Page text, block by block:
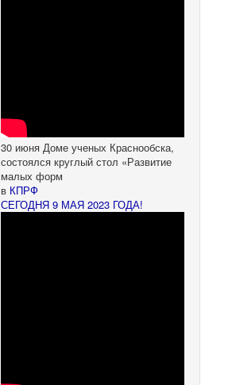
30 июня Доме ученых Краснообска,
состоялся круглый стол «Развитие
малых форм
в КПРФ
СЕГОДНЯ 9 МАЯ 2023 ГОДА!